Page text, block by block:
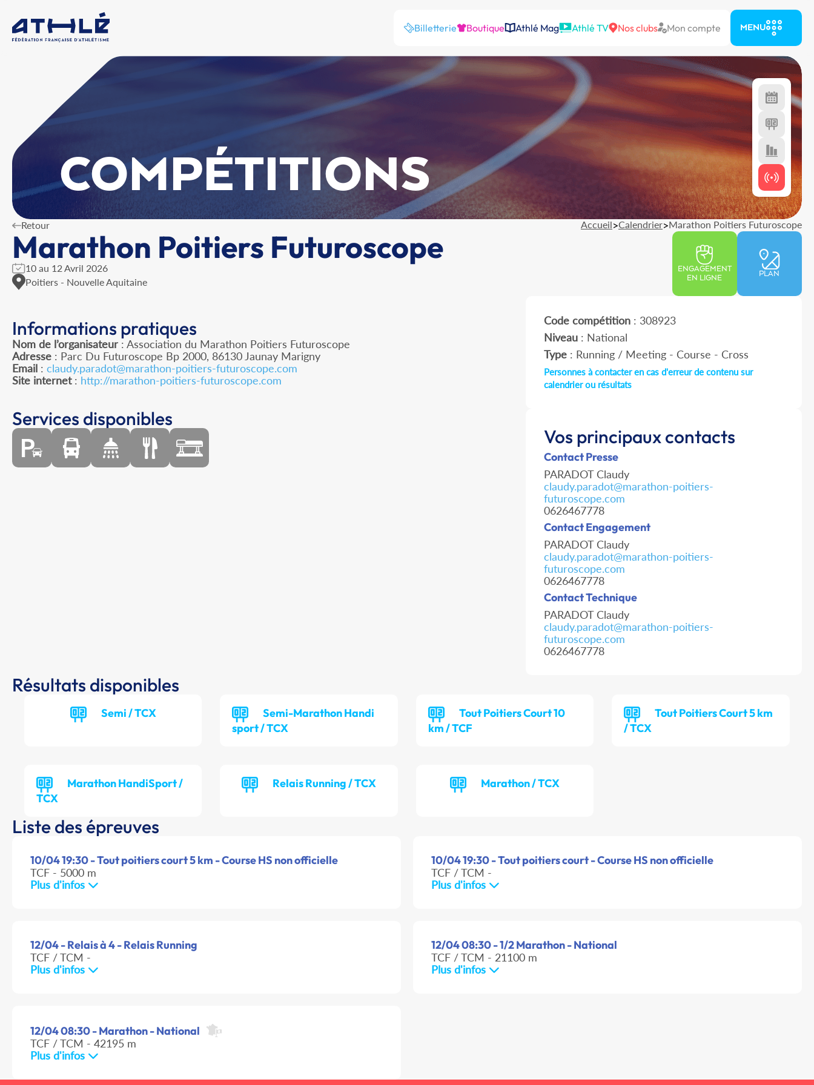
Billetterie Boutique Athlé Mag Athlé TV Nos clubs Mon compte MENU
COMPÉTITIONS
Retour Accueil>Calendrier>Marathon Poitiers Futuroscope
Marathon Poitiers Futuroscope
10 au 12 Avril 2026
Poitiers - Nouvelle Aquitaine
ENGAGEMENT
EN LIGNE
PLAN
Informations pratiques
Nom de l’organisateur : Association du Marathon Poitiers Futuroscope
Adresse : Parc Du Futuroscope Bp 2000, 86130 Jaunay Marigny
Email : claudy.paradot@marathon-poitiers-futuroscope.com
Site internet: http://marathon-poitiers-futuroscope.com
Code compétition: 308923
Niveau: National
Type: Running / Meeting - Course - Cross
Personnes à contacter en cas d'erreur de contenu sur
calendrier ou résultats
Services disponibles
Vos principaux contacts
Contact Presse
PARADOT Claudy
claudy.paradot@marathon-poitiers-
futuroscope.com
0626467778
Contact Engagement
PARADOT Claudy
claudy.paradot@marathon-poitiers-
futuroscope.com
0626467778
Contact Technique
PARADOT Claudy
claudy.paradot@marathon-poitiers-
futuroscope.com
0626467778
Résultats disponibles
Semi / TCX
Semi-Marathon Handi
sport / TCX
Tout Poitiers Court 10
km / TCF
Tout Poitiers Court 5 km
/ TCX
Marathon HandiSport /
TCX
Relais Running / TCX Marathon / TCX
Liste des épreuves
10/04 19:30 - Tout poitiers court 5 km - Course HS non officielle
TCF - 5000 m
Plus d'infos
10/04 19:30 - Tout poitiers court - Course HS non officielle
TCF / TCM -
Plus d'infos
12/04 - Relais à 4 - Relais Running
TCF / TCM -
Plus d'infos
12/04 08:30 - 1/2 Marathon - National
TCF / TCM - 21100 m
Plus d'infos
12/04 08:30 - Marathon - National
TCF / TCM - 42195 m
Plus d'infos